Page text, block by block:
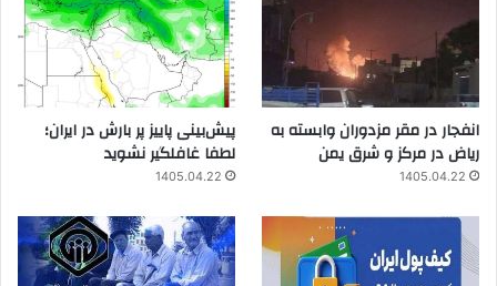
انفجار در مقر مزدوران وابسته به
ریاض در مرکز و شرق یمن
1405.04.22
پیش‌بینی پاییز پر بارش در ایران؛
لطفا غافلگیر نشوید
1405.04.22